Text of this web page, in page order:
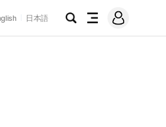
日本語
검
전
메
그